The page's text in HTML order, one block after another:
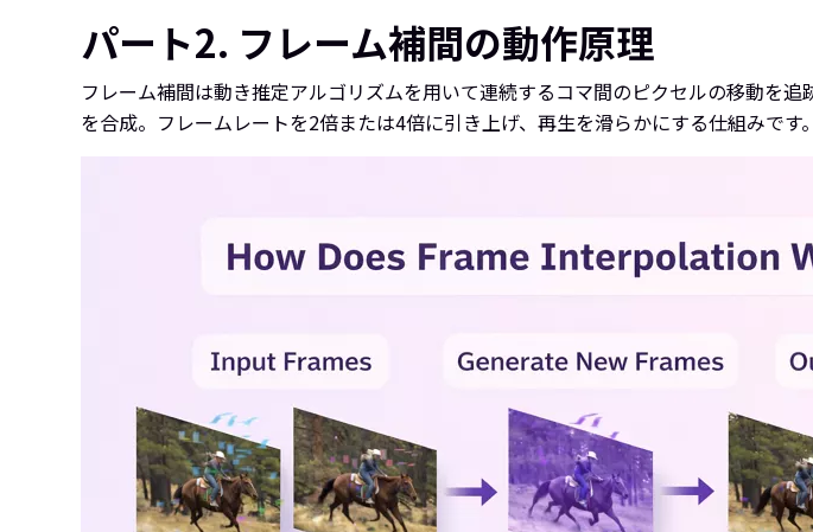
パート2. フレーム補間の動作原理
フレーム補間は動き推定アルゴリズムを用いて連続するコマ間のピクセルの移動を
を合成。フレームレートを2倍または4倍に引き上げ、再生を滑らかにする仕組みです。